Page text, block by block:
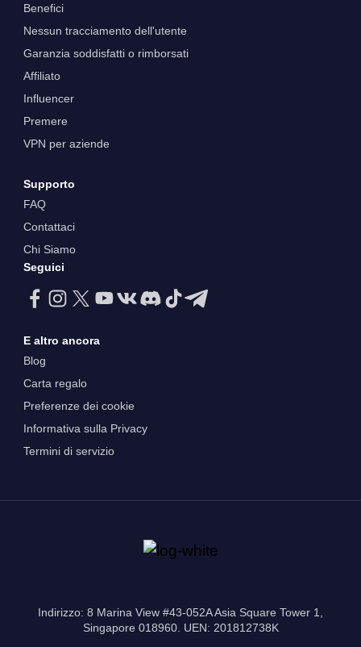
Benefici
Nessun tracciamento dell'utente
Garanzia soddisfatti o rimborsati
Affiliato
Influencer
Premere
VPN per aziende
Supporto
FAQ
Contattaci
Chi Siamo
Seguici
E altro ancora
Blog
Carta regalo
Preferenze dei cookie
Informativa sulla Privacy
Termini di servizio
Indirizzo: 8 Marina View #43-052A Asia Square Tower 1,
Singapore 018960. UEN: 201812738K